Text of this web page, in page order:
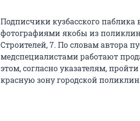
Подписчики кузбасского паблика
фотографиями якобы из
Строителей, 7. По словам автора
медспециалистами работают
этом, согласно указателям,
красную зону городской